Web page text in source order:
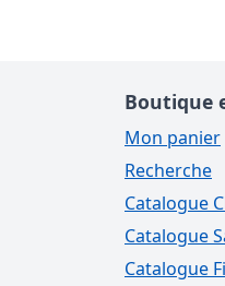
Boutique
Mon panier
Recherche
Catalogue
Catalogue
Catalogue